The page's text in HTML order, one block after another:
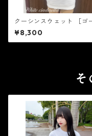
クーシンスウェット ［ゴ
ドラメ］
¥8,300